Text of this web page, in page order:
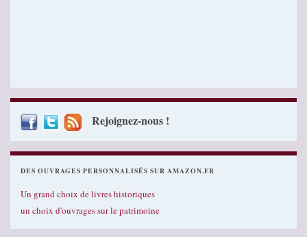
Rejoignez-nous !
DES OUVRAGES PERSONNALISÉS SUR AMAZON.FR
Un grand choix de livres historiques
un choix d'ouvrages sur le patrimoine